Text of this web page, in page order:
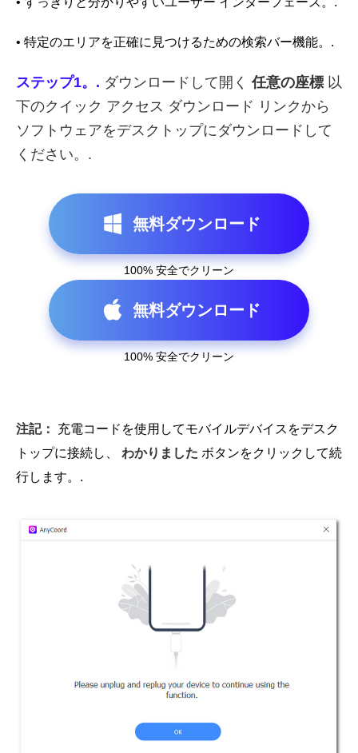
• 特定のエリアを正確に見つけるための検索バー機能。.
ステップ1。. ダウンロードして開く 任意の座標 以
下のクイック アクセス ダウンロード リンクから
ソフトウェアをデスクトップにダウンロードして
ください。.
無料ダウンロード
100% 安全でクリーン
無料ダウンロード
100% 安全でクリーン
注記：
充電コードを使用してモバイルデバイスをデスク
トップに接続し、 わかりました ボタンをクリックして続
行します。.